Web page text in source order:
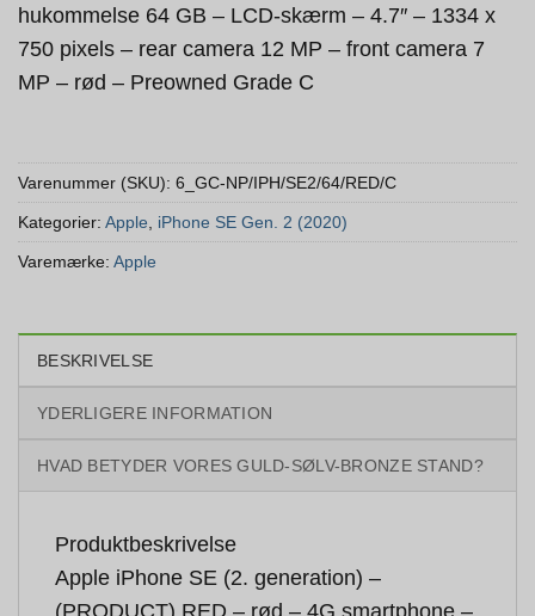
hukommelse 64 GB – LCD-skærm – 4.7″ – 1334 x
750 pixels – rear camera 12 MP – front camera 7
MP – rød – Preowned Grade C
Varenummer (SKU): 6_GC-NP/IPH/SE2/64/RED/C
Kategorier: Apple iPhone SE Gen. 2 (2020)
Varemærke: Apple
BESKRIVELSE
YDERLIGERE INFORMATION
HVAD BETYDER VORES GULD-SØLV-BRONZE STAND?
Produktbeskrivelse
Apple iPhone SE (2. generation) –
(PRODUCT) RED – rød – 4G smartphone –